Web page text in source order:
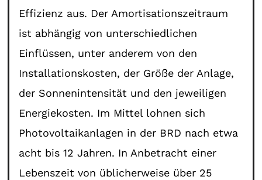
Effizienz aus. Der Amortisationszeitraum
ist abhängig von unterschiedlichen
Einflüssen, unter anderem von den
Installationskosten, der Größe der Anlage,
der Sonnenintensität und den jeweiligen
Energiekosten. Im Mittel lohnen sich
Photovoltaikanlagen in der BRD nach etwa
acht bis 12 Jahren. In Anbetracht einer
Lebenszeit von üblicherweise über 25